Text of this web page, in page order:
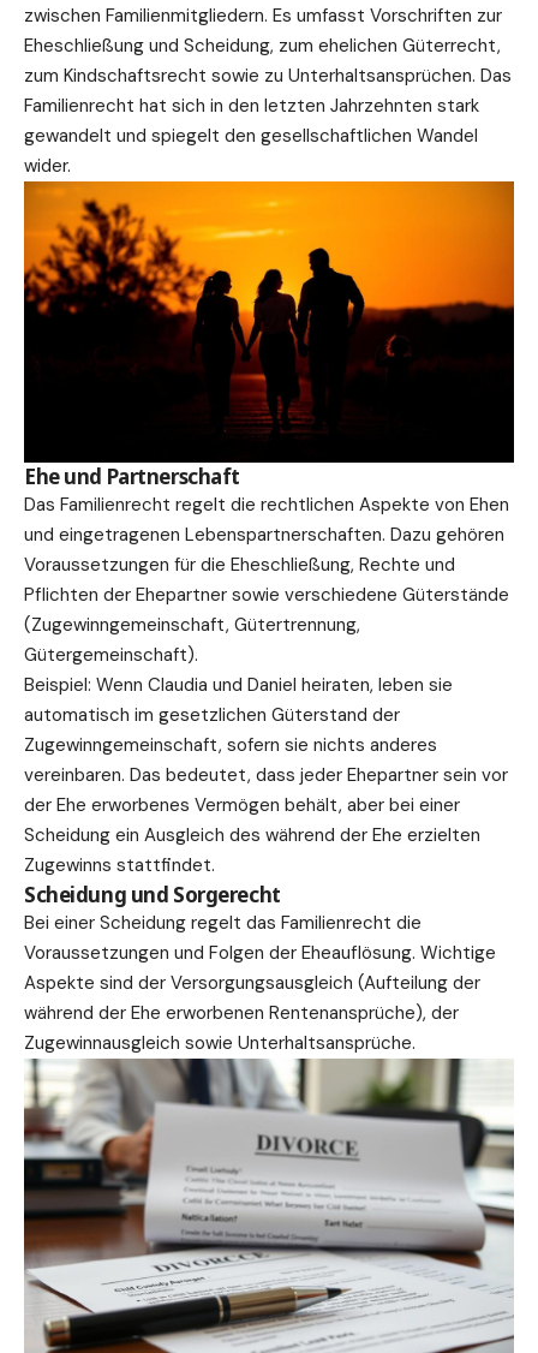
zwischen Familienmitgliedern. Es umfasst Vorschriften zur
Eheschließung und Scheidung, zum ehelichen Güterrecht,
zum Kindschaftsrecht sowie zu Unterhaltsansprüchen. Das
Familienrecht hat sich in den letzten Jahrzehnten stark
gewandelt und spiegelt den gesellschaftlichen Wandel
wider.
Ehe und Partnerschaft
Das Familienrecht regelt die rechtlichen Aspekte von Ehen
und eingetragenen Lebenspartnerschaften. Dazu gehören
Voraussetzungen für die Eheschließung, Rechte und
Pflichten der Ehepartner sowie verschiedene Güterstände
(Zugewinngemeinschaft, Gütertrennung,
Gütergemeinschaft).
Beispiel: Wenn Claudia und Daniel heiraten, leben sie
automatisch im gesetzlichen Güterstand der
Zugewinngemeinschaft, sofern sie nichts anderes
vereinbaren. Das bedeutet, dass jeder Ehepartner sein vor
der Ehe erworbenes Vermögen behält, aber bei einer
Scheidung ein Ausgleich des während der Ehe erzielten
Zugewinns stattfindet.
Scheidung und Sorgerecht
Bei einer Scheidung regelt das Familienrecht die
Voraussetzungen und Folgen der Eheauflösung. Wichtige
Aspekte sind der Versorgungsausgleich (Aufteilung der
während der Ehe erworbenen Rentenansprüche), der
Zugewinnausgleich sowie Unterhaltsansprüche.